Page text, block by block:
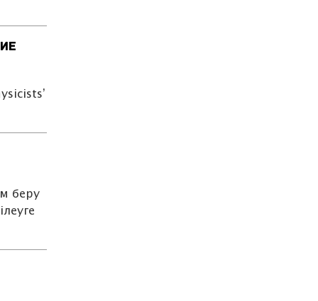
беру